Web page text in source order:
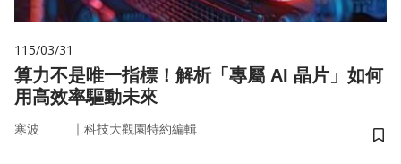
115/03/31
算力不是唯一指標！解析「專屬 AI 晶片」如何
用高效率驅動未來
寒波 ｜ 科技大觀園特約編輯
儲